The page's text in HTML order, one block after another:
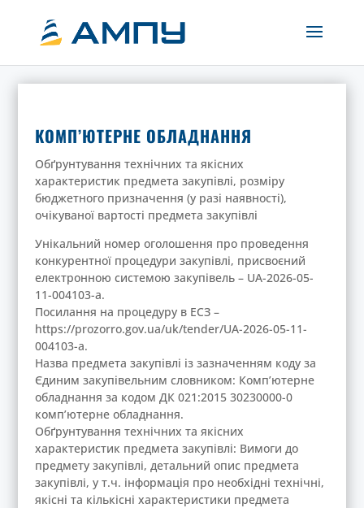
КОМП’ЮТЕРНЕ ОБЛАДНАННЯ
Обґрунтування технічних та якісних
характеристик предмета закупівлі, розміру
бюджетного призначення (у разі наявності),
очікуваної вартості предмета закупівлі
Унікальний номер оголошення про проведення
конкурентної процедури закупівлі, присвоєний
електронною системою закупівель – UA-2026-05-
11-004103-a.
Посилання на процедуру в ЕСЗ –
https://prozorro.gov.ua/uk/tender/UA-2026-05-11-
004103-a.
Назва предмета закупівлі із зазначенням коду за
Єдиним закупівельним словником: Комп’ютерне
обладнання за кодом ДК 021:2015 30230000-0
комп’ютерне обладнання.
Обґрунтування технічних та якісних
характеристик предмета закупівлі: Вимоги до
предмету закупівлі, детальний опис предмета
закупівлі, у т.ч. інформація про необхідні технічні,
якісні та кількісні характеристики предмета